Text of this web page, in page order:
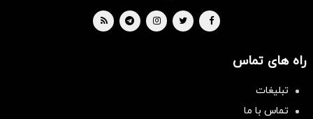
راه های تماس
تبلیغات
تماس با ما